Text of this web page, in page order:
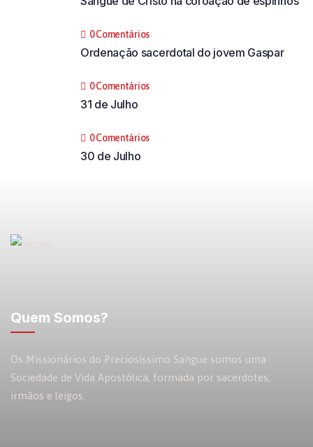
0 Comentários
Ordenação sacerdotal do jovem Gaspar
0 Comentários
31 de Julho
0 Comentários
30 de Julho
Quem Somos?
Os Missionários do Preciosíssimo Sangue somos uma
Sociedade de Vida Apostólica, formada por sacerdotes,
irmãos e leigos.